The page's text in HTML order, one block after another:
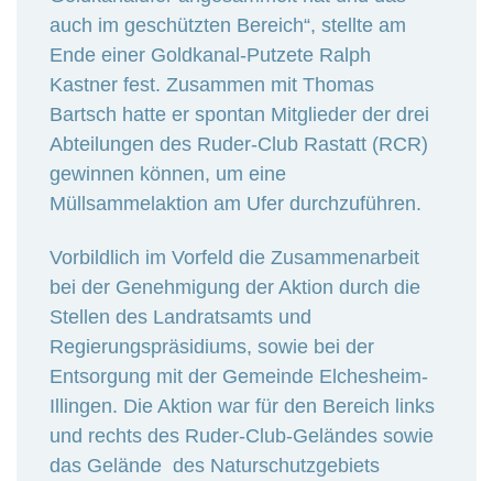
auch im geschützten Bereich“, stellte am
Ende einer Goldkanal-Putzete Ralph
Kastner fest. Zusammen mit Thomas
Bartsch hatte er spontan Mitglieder der drei
Abteilungen des Ruder-Club Rastatt (RCR)
gewinnen können, um eine
Müllsammelaktion am Ufer durchzuführen.
Vorbildlich im Vorfeld die Zusammenarbeit
bei der Genehmigung der Aktion durch die
Stellen des Landratsamts und
Regierungspräsidiums, sowie bei der
Entsorgung mit der Gemeinde Elchesheim-
Illingen. Die Aktion war für den Bereich links
und rechts des Ruder-Club-Geländes sowie
das Gelände des Naturschutzgebiets